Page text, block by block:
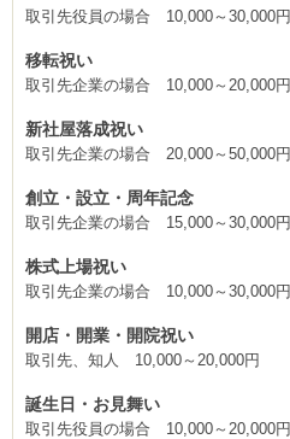
取引先役員の場合 10,000～30,000円
移転祝い
取引先企業の場合 10,000～20,000円
新社屋落成祝い
取引先企業の場合 20,000～50,000円
創立・設立・周年記念
取引先企業の場合 15,000～30,000円
株式上場祝い
取引先企業の場合 10,000～30,000円
開店・開業・開院祝い
取引先、知人 10,000～20,000円
誕生日・お見舞い
取引先役員の場合 10,000～20,000円